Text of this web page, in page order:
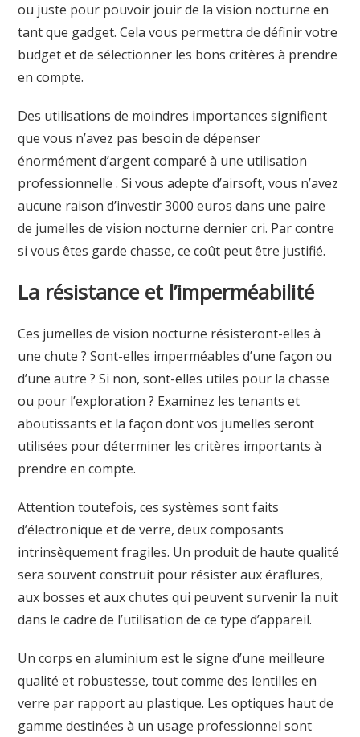
ou juste pour pouvoir jouir de la vision nocturne en
tant que gadget. Cela vous permettra de définir votre
budget et de sélectionner les bons critères à prendre
en compte.
Des utilisations de moindres importances signifient
que vous n’avez pas besoin de dépenser
énormément d’argent comparé à une utilisation
professionnelle . Si vous adepte d’airsoft, vous n’avez
aucune raison d’investir 3000 euros dans une paire
de jumelles de vision nocturne dernier cri. Par contre
si vous êtes garde chasse, ce coût peut être justifié.
La résistance et l’imperméabilité
Ces jumelles de vision nocturne résisteront-elles à
une chute ? Sont-elles imperméables d’une façon ou
d’une autre ? Si non, sont-elles utiles pour la chasse
ou pour l’exploration ? Examinez les tenants et
aboutissants et la façon dont vos jumelles seront
utilisées pour déterminer les critères importants à
prendre en compte.
Attention toutefois, ces systèmes sont faits
d’électronique et de verre, deux composants
intrinsèquement fragiles. Un produit de haute qualité
sera souvent construit pour résister aux éraflures,
aux bosses et aux chutes qui peuvent survenir la nuit
dans le cadre de l’utilisation de ce type d’appareil.
Un corps en aluminium est le signe d’une meilleure
qualité et robustesse, tout comme des lentilles en
verre par rapport au plastique. Les optiques haut de
gamme destinées à un usage professionnel sont